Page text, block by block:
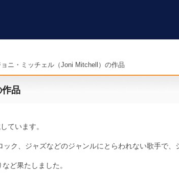
ョニ・ミッチェル（Joni Mitchell）の作品
品
ています。
ク、ジャズなどのジャンルにとらわれない歌手で、
ど果たしました。